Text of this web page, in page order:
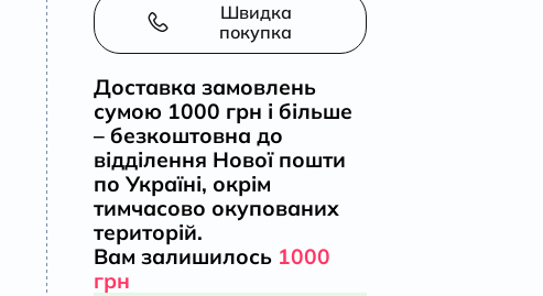
Швидка
покупка
Доставка замовлень
сумою 1000 грн і більше
– безкоштовна до
відділення Нової пошти
по Україні, окрім
тимчасово окупованих
територій.
Вам залишилось 1000
грн